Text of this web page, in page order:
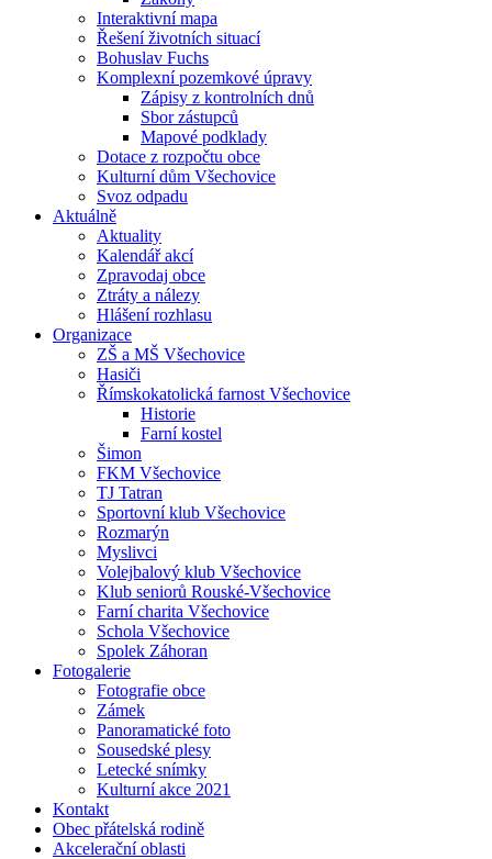
Interaktivní mapa
Řešení životních situací
Bohuslav Fuchs
Komplexní pozemkové úpravy
Zápisy z kontrolních dnů
Sbor zástupců
Mapové podklady
Dotace z rozpočtu obce
Kulturní dům Všechovice
Svoz odpadu
Aktuálně
Aktuality
Kalendář akcí
Zpravodaj obce
Ztráty a nálezy
Hlášení rozhlasu
Organizace
ZŠ a MŠ Všechovice
Hasiči
Římskokatolická farnost Všechovice
Historie
Farní kostel
Šimon
FKM Všechovice
TJ Tatran
Sportovní klub Všechovice
Rozmarýn
Myslivci
Volejbalový klub Všechovice
Klub seniorů Rouské-Všechovice
Farní charita Všechovice
Schola Všechovice
Spolek Záhoran
Fotogalerie
Fotografie obce
Zámek
Panoramatické foto
Sousedské plesy
Letecké snímky
Kulturní akce 2021
Kontakt
Obec přátelská rodině
Akcelerační oblasti